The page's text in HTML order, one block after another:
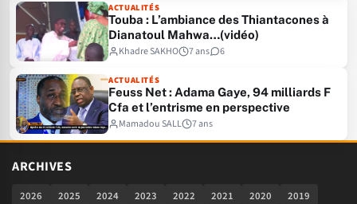
ACTUALITÉS
Touba : L’ambiance des Thiantacones à
Dianatoul Mahwa…(vidéo)
Khadre SAKHO
7 ans 6
ACTUALITÉS
Feuss Net : Adama Gaye, 94 milliards F
Cfa et l’entrisme en perspective
Mamadou SALL
7 ans
ARCHIVES
2026 2025 2024 2023 2022 2021 2020
2019